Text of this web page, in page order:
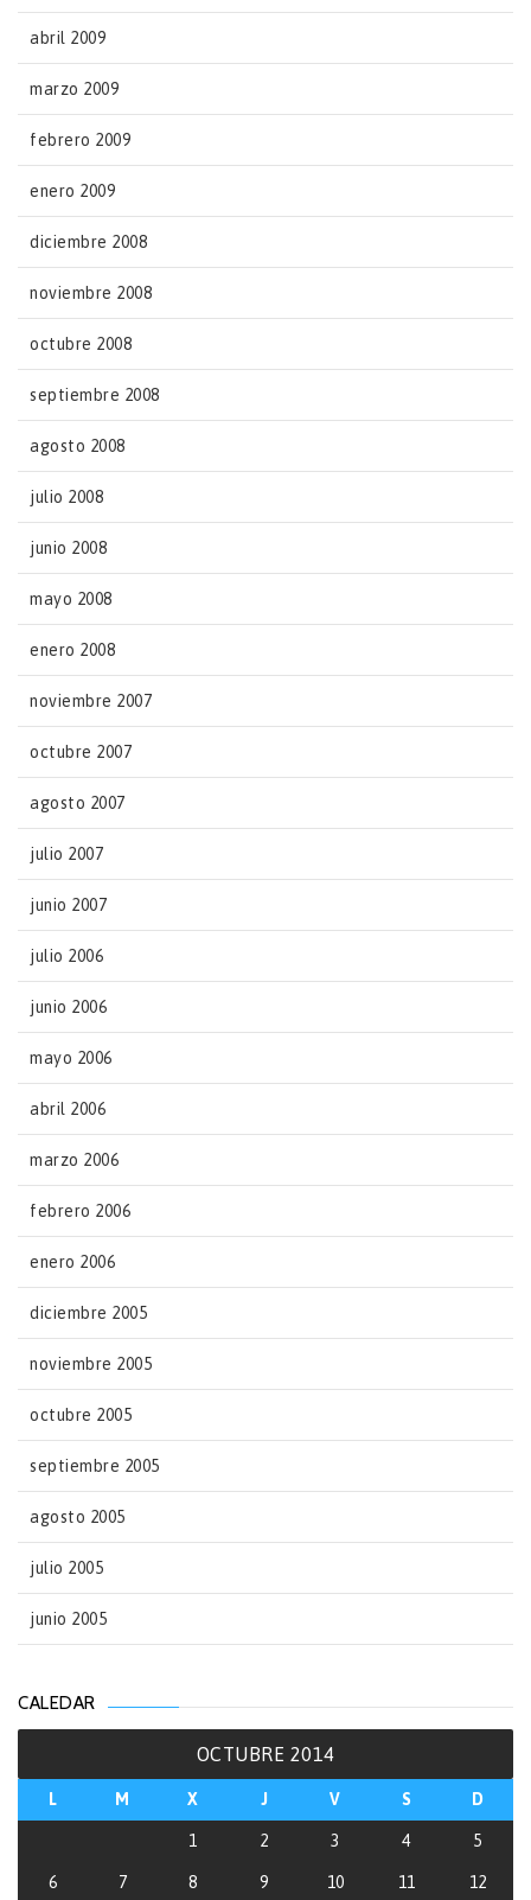
abril 2009
marzo 2009
febrero 2009
enero 2009
diciembre 2008
noviembre 2008
octubre 2008
septiembre 2008
agosto 2008
julio 2008
junio 2008
mayo 2008
enero 2008
noviembre 2007
octubre 2007
agosto 2007
julio 2007
junio 2007
julio 2006
junio 2006
mayo 2006
abril 2006
marzo 2006
febrero 2006
enero 2006
diciembre 2005
noviembre 2005
octubre 2005
septiembre 2005
agosto 2005
julio 2005
junio 2005
CALEDAR
OCTUBRE 2014
L M X J V S D
1 2 3 4 5
6 7 8 9 10 11 12